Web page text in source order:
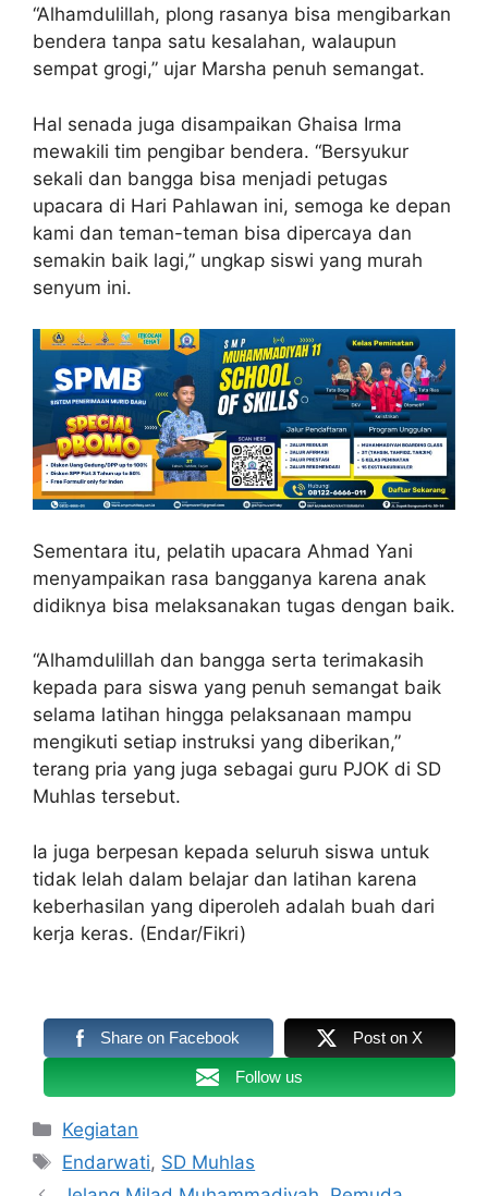
“Alhamdulillah, plong rasanya bisa mengibarkan
bendera tanpa satu kesalahan, walaupun
sempat grogi,” ujar Marsha penuh semangat.
Hal senada juga disampaikan Ghaisa Irma
mewakili tim pengibar bendera. “Bersyukur
sekali dan bangga bisa menjadi petugas
upacara di Hari Pahlawan ini, semoga ke depan
kami dan teman-teman bisa dipercaya dan
semakin baik lagi,” ungkap siswi yang murah
senyum ini.
Sementara itu, pelatih upacara Ahmad Yani
menyampaikan rasa bangganya karena anak
didiknya bisa melaksanakan tugas dengan baik.
“Alhamdulillah dan bangga serta terimakasih
kepada para siswa yang penuh semangat baik
selama latihan hingga pelaksanaan mampu
mengikuti setiap instruksi yang diberikan,”
terang pria yang juga sebagai guru PJOK di SD
Muhlas tersebut.
Ia juga berpesan kepada seluruh siswa untuk
tidak lelah dalam belajar dan latihan karena
keberhasilan yang diperoleh adalah buah dari
kerja keras. (Endar/Fikri)
Share on Facebook Post on X
Follow us
Kategori
Kegiatan
Tag
Endarwati, SD Muhlas